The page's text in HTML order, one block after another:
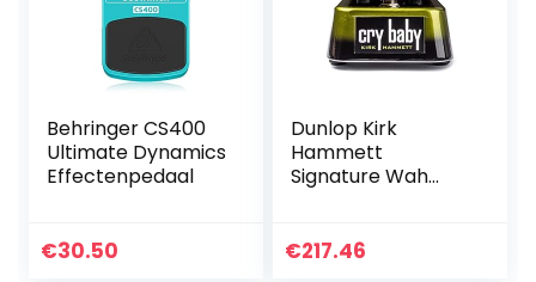
Behringer CS400
Ultimate Dynamics
Effectenpedaal
€30.50
Dunlop Kirk
Hammett
Signature Wah
€217.46